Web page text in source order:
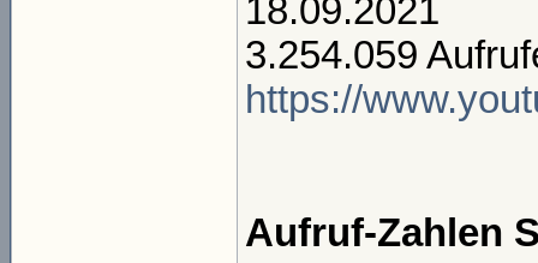
18.09.2021
3.254.059
https://
Aufruf-Zahlen